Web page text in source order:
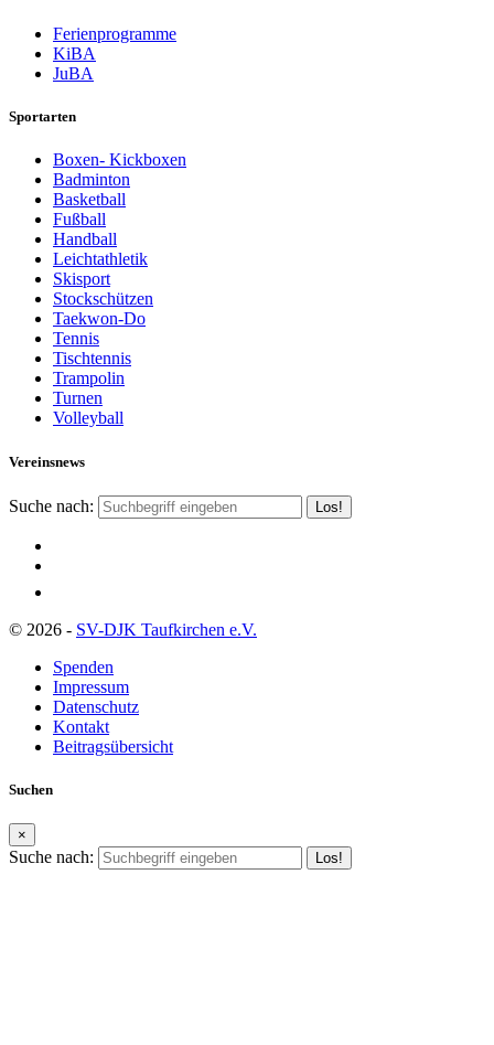
Ferienprogramme
KiBA
JuBA
Sportarten
Boxen- Kickboxen
Badminton
Basketball
Fußball
Handball
Leichtathletik
Skisport
Stockschützen
Taekwon-Do
Tennis
Tischtennis
Trampolin
Turnen
Volleyball
Vereinsnews
Suche nach:
© 2026 - SV-DJK Taufkirchen e.V.
Spenden
Impressum
Datenschutz
Kontakt
Beitragsübersicht
Suchen
×
Suche nach: